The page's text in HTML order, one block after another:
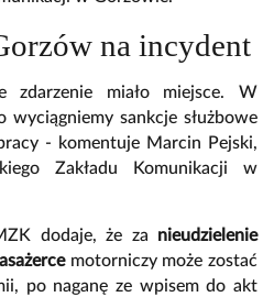
na incydent
zdarzenie miało miejsce. W
wyciągniemy sankcje służbowe
- komentuje Marcin Pejski,
Zakładu Komunikacji w
dodaje, że za nieudzielenie
motorniczy może zostać
po naganę ze wpisem do akt